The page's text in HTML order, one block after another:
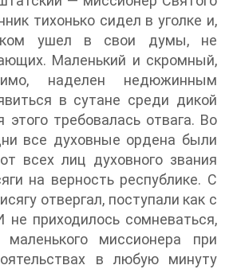
ушел в свои думы, не
Маленький и скромный,
наделен недюжинным
в сутане среди дикой
требовалась отвага. Во
все духовные ордена были
всех лиц духовного звания
на верность республике. С
отвергал, поступали как с
приходилось сомневаться,
маленького миссионера при
в любую минуту